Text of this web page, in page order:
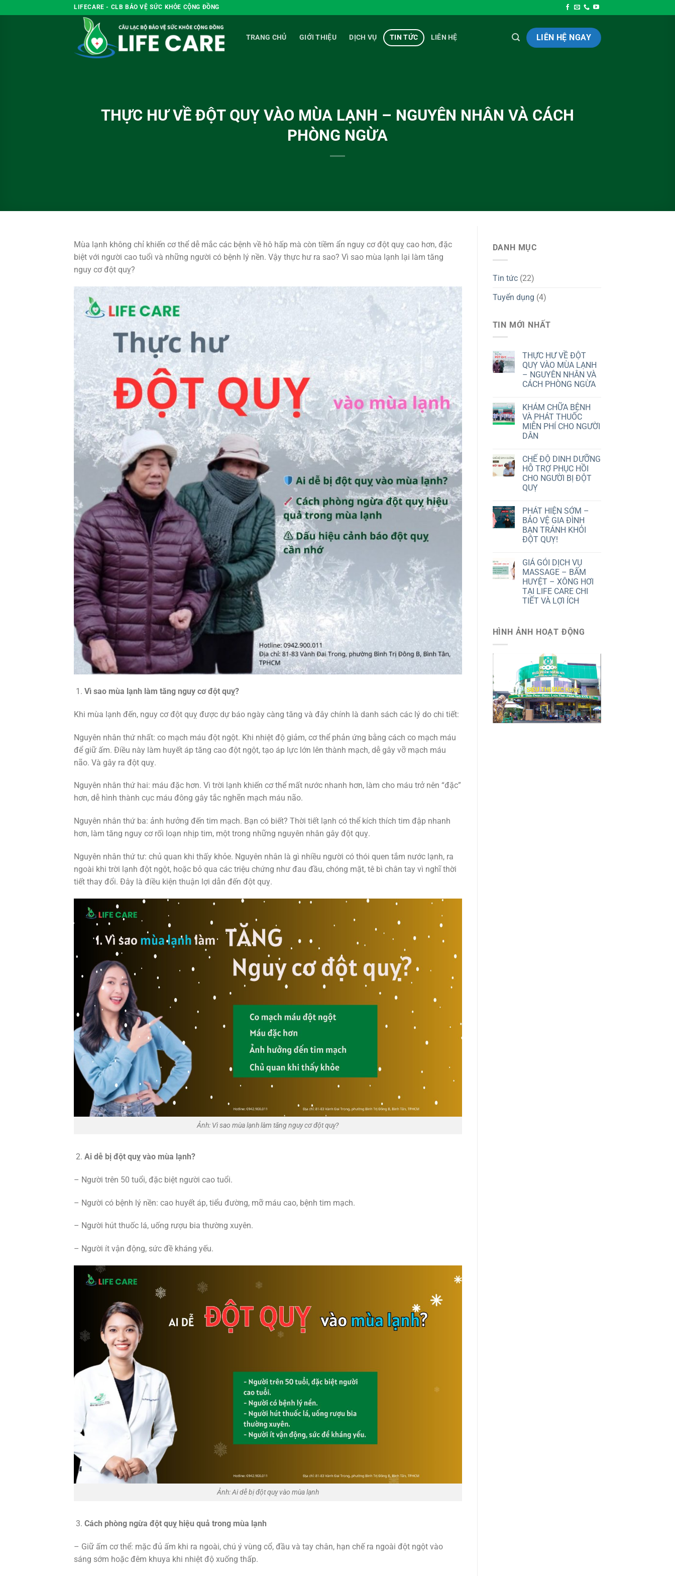
đến
LIFECARE - CLB BẢO VỆ SỨC KHỎE CỘNG ĐỒNG
TRANG CHỦ GIỚI THIỆU DỊCH VỤ TIN TỨC LIÊN HỆ LIÊN HỆ NGAY
THỰC HƯ VỀ ĐỘT QUỴ VÀO MÙA LẠNH – NGUYÊN NHÂN VÀ CÁCH
PHÒNG NGỪA
Mùa lạnh không chỉ khiến cơ thể dễ mắc các bệnh về hô hấp mà còn tiềm ẩn nguy cơ đột quỵ cao hơn, đặc
biệt với người cao tuổi và những người có bệnh lý nền. Vậy thực hư ra sao? Vì sao mùa lạnh lại làm tăng
nguy cơ đột quỵ?
Vì sao mùa lạnh làm tăng nguy cơ đột quỵ?
Khi mùa lạnh đến, nguy cơ đột quỵ được dự báo ngày càng tăng và đây chính là danh sách các lý do chi tiết:
Nguyên nhân thứ nhất: co mạch máu đột ngột. Khi nhiệt độ giảm, cơ thể phản ứng bằng cách co mạch máu
để giữ ấm. Điều này làm huyết áp tăng cao đột ngột, tạo áp lực lớn lên thành mạch, dễ gây vỡ mạch máu
não. Và gây ra đột quỵ.
Nguyên nhân thứ hai: máu đặc hơn. Vì trời lạnh khiến cơ thể mất nước nhanh hơn, làm cho máu trở nên “đặc”
hơn, dễ hình thành cục máu đông gây tắc nghẽn mạch máu não.
Nguyên nhân thứ ba: ảnh hưởng đến tim mạch. Bạn có biết? Thời tiết lạnh có thể kích thích tim đập nhanh
hơn, làm tăng nguy cơ rối loạn nhịp tim, một trong những nguyên nhân gây đột quỵ.
Nguyên nhân thứ tư: chủ quan khi thấy khỏe. Nguyên nhân là gì nhiều người có thói quen tắm nước lạnh, ra
ngoài khi trời lạnh đột ngột, hoặc bỏ qua các triệu chứng như đau đầu, chóng mặt, tê bì chân tay vì nghĩ thời
tiết thay đổi. Đây là điều kiện thuận lợi dẫn đến đột quỵ.
Ảnh: Vì sao mùa lạnh làm tăng nguy cơ đột quỵ?
Ai dễ bị đột quỵ vào mùa lạnh?
– Người trên 50 tuổi, đặc biệt người cao tuổi.
– Người có bệnh lý nền: cao huyết áp, tiểu đường, mỡ máu cao, bệnh tim mạch.
– Người hút thuốc lá, uống rượu bia thường xuyên.
– Người ít vận động, sức đề kháng yếu.
Ảnh: Ai dễ bị đột quỵ vào mùa lạnh
Cách phòng ngừa đột quỵ hiệu quả trong mùa lạnh
– Giữ ấm cơ thể: mặc đủ ấm khi ra ngoài, chú ý vùng cổ, đầu và tay chân, hạn chế ra ngoài đột ngột vào
sáng sớm hoặc đêm khuya khi nhiệt độ xuống thấp.
DANH MỤC
Tin tức(22)
Tuyển dụng (4)
TIN MỚI NHẤT
THỰC HƯ VỀ ĐỘT
QUỴ VÀO MÙA LẠNH
– NGUYÊN NHÂN VÀ
CÁCH PHÒNG NGỪA
KHÁM CHỮA BỆNH
VÀ PHÁT THUỐC
MIỄN PHÍ CHO NGƯỜI
DÂN
CHẾ ĐỘ DINH DƯỠNG
HỖ TRỢ PHỤC HỒI
CHO NGƯỜI BỊ ĐỘT
QUỴ
PHÁT HIỆN SỚM –
BẢO VỆ GIA ĐÌNH
BẠN TRÁNH KHỎI
ĐỘT QUỴ!
GIÁ GÓI DỊCH VỤ
MASSAGE – BẤM
HUYỆT – XÔNG HƠI
TẠI LIFE CARE CHI
TIẾT VÀ LỢI ÍCH
HÌNH ẢNH HOẠT ĐỘNG